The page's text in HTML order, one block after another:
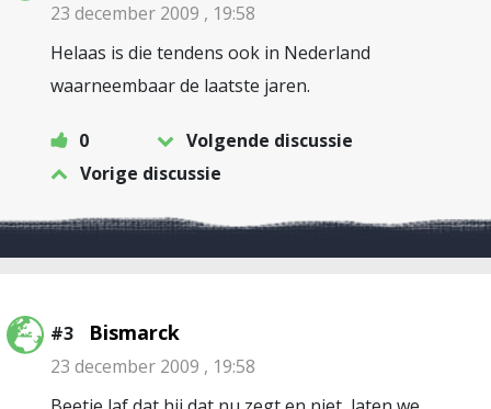
23 december 2009 , 19:58
Helaas is die tendens ook in Nederland
waarneembaar de laatste jaren.
0
Volgende discussie
Vorige discussie
#3 Bismarck
23 december 2009 , 19:58